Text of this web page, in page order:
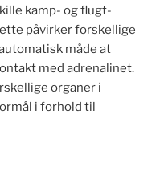
kamp- og flugt-
påvirker forskellige
måde at
med adrenalinet.
organer i
i forhold til